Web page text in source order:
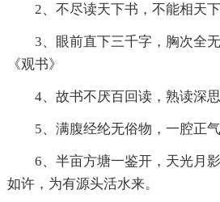
2、不尽读天下书，不能相天
3、眼前直下三千字，胸次全
《观书》
4、故书不厌百回读，熟读深思
5、满腹经纶无俗物，一腔正气
6、半亩方塘一鉴开，天光月
如许，为有源头活水来。